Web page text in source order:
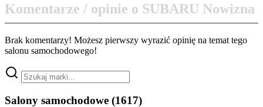
Komentarze / opinie o SUBARU Nowizna
Brak komentarzy! Możesz pierwszy wyrazić opinię na temat tego
salonu samochodowego!
Salony samochodowe (1617)